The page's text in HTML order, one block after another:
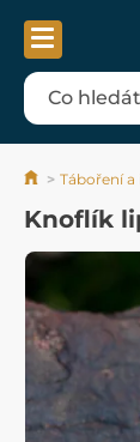
Táboření a
Knoflík